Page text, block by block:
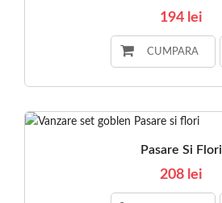
194 lei
CUMPARA
Pasare Si Flori
208 lei